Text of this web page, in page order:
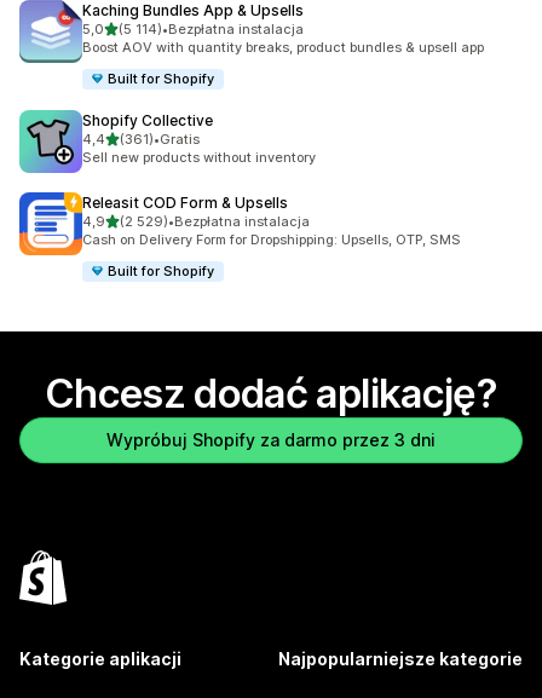
Kaching Bundles App & Upsells
5,0na 5 gwiazdek
(5 114)
Łączna liczba recenzji: 5114
•Bezpłatna instalacja
Boost AOV with quantity breaks, product bundles & upsell app
Built for Shopify
Shopify Collective
4,4na 5 gwiazdek
(361)
Łączna liczba recenzji: 361
•Gratis
Sell new products without inventory
Releasit COD Form & Upsells
4,9na 5 gwiazdek
(2 529)
Łączna liczba recenzji: 2529
•Bezpłatna instalacja
Cash on Delivery Form for Dropshipping: Upsells, OTP, SMS
Built for Shopify
Chcesz dodać aplikację?
Wypróbuj Shopify za darmo przez 3 dni
Kategorie aplikacji Najpopularniejsze kategorie